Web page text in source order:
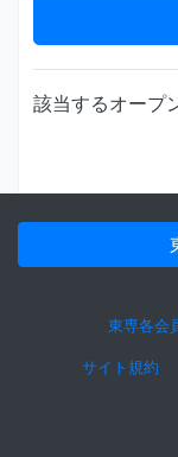
該当するオープ
東専各会
サイト規約